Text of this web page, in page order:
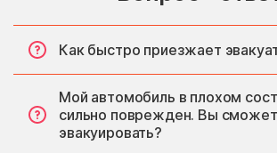
Как быстро приезжает
Мой автомобиль в плохом
сильно поврежден. Вы
эвакуировать?